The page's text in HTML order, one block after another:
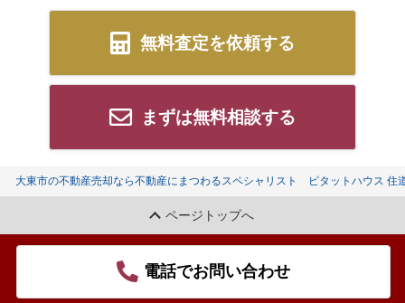
無料査定を依頼する
まずは無料相談する
大東市の不動産売却なら不動産にまつわるスペシャリスト ピタットハウス 住
ページトップへ
電話でお問い合わせ